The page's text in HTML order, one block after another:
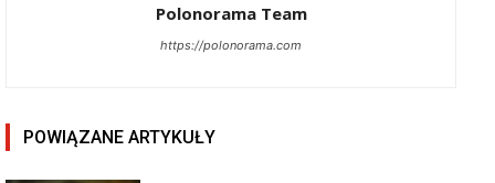
Polonorama Team
https://polonorama.com
POWIĄZANE ARTYKUŁY